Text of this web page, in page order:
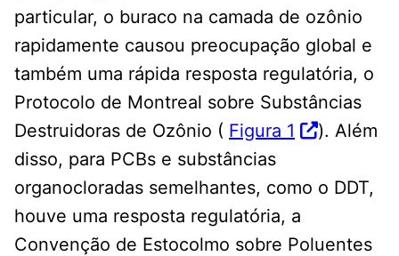
particular, o buraco na camada de ozônio
rapidamente causou preocupação global e
também uma rápida resposta regulatória, o
Protocolo de Montreal sobre Substâncias
Destruidoras de Ozônio ( Figura 1
). Além
disso, para PCBs e substâncias
organocloradas semelhantes, como o DDT,
houve uma resposta regulatória, a
Convenção de Estocolmo sobre Poluentes